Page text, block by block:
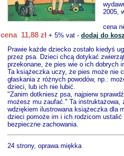
2005,
cena
cena 11,88 zł + 5% vat - dodaj do
Prawie każde dziecko zostało kiedyś
przez psa. Dzieci chcą dotykać
przekonane, że pies wie o ich dobrych
Ta książeczka uczy, że pies może nie
głaskania z różnych powodów, np.:
dzieci, lub ich nie lubić.
"Zanim dotkniesz psa, najpierw
możesz mu zaufać." Ta instruktażowa,
wdziękiem ilustrowana książeczka dla
dzieci pomoże im i ich rodzicom ustalić
bezpieczne zachowania.
24 strony, oprawa miękka